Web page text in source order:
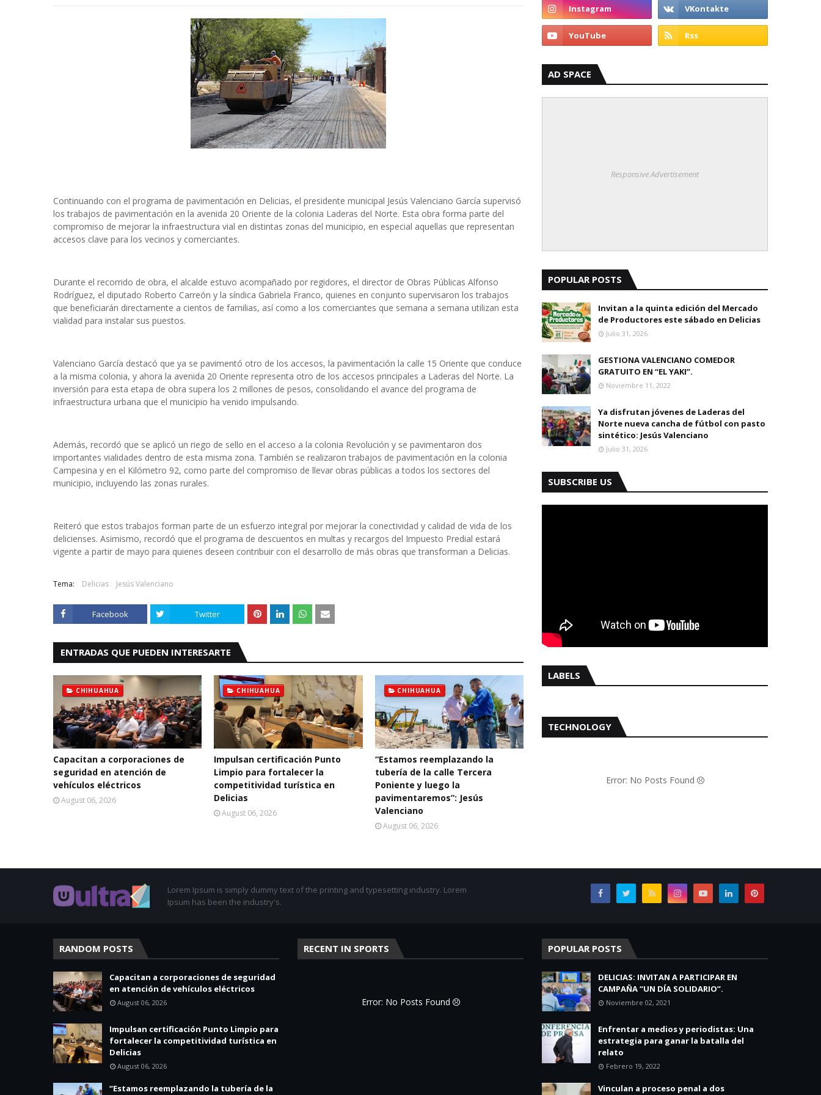
Continuando con el programa de pavimentación en Delicias, el presidente municipal Jesús Valenciano García supervisó
los trabajos de pavimentación en la avenida 20 Oriente de la colonia Laderas del Norte. Esta obra forma parte del
compromiso de mejorar la infraestructura vial en distintas zonas del municipio, en especial aquellas que representan
accesos clave para los vecinos y comerciantes.
Durante el recorrido de obra, el alcalde estuvo acompañado por regidores, el director de Obras Públicas Alfonso
Rodríguez, el diputado Roberto Carreón y la síndica Gabriela Franco, quienes en conjunto supervisaron los trabajos
que beneficiarán directamente a cientos de familias, así como a los comerciantes que semana a semana utilizan esta
vialidad para instalar sus puestos.
Valenciano García destacó que ya se pavimentó otro de los accesos, la pavimentación la calle 15 Oriente que conduce
a la misma colonia, y ahora la avenida 20 Oriente representa otro de los accesos principales a Laderas del Norte. La
inversión para esta etapa de obra supera los 2 millones de pesos, consolidando el avance del programa de
infraestructura urbana que el municipio ha venido impulsando.
Además, recordó que se aplicó un riego de sello en el acceso a la colonia Revolución y se pavimentaron dos
importantes vialidades dentro de esta misma zona. También se realizaron trabajos de pavimentación en la colonia
Campesina y en el Kilómetro 92, como parte del compromiso de llevar obras públicas a todos los sectores del
municipio, incluyendo las zonas rurales.
Reiteró que estos trabajos forman parte de un esfuerzo integral por mejorar la conectividad y calidad de vida de los
delicienses. Asimismo, recordó que el programa de descuentos en multas y recargos del Impuesto Predial estará
vigente a partir de mayo para quienes deseen contribuir con el desarrollo de más obras que transforman a Delicias.
Tema: Delicias Jesús Valenciano
Facebook Twitter
ENTRADAS QUE PUEDEN INTERESARTE
CHIHUAHUA
Capacitan a corporaciones de
seguridad en atención de
vehículos eléctricos
August 06, 2026
CHIHUAHUA
Impulsan certificación Punto
Limpio para fortalecer la
competitividad turística en
Delicias
August 06, 2026
CHIHUAHUA
“Estamos reemplazando la
tubería de la calle Tercera
Poniente y luego la
pavimentaremos”: Jesús
Valenciano
August 06, 2026
AD SPACE
Responsive Advertisement
POPULAR POSTS
Invitan a la quinta edición del Mercado
de Productores este sábado en Delicias
Julio 31, 2026
GESTIONA VALENCIANO COMEDOR
GRATUITO EN “EL YAKI”.
Noviembre 11, 2022
Ya disfrutan jóvenes de Laderas del
Norte nueva cancha de fútbol con pasto
sintético: Jesús Valenciano
Julio 31, 2026
SUBSCRIBE US
LABELS
TECHNOLOGY
Error: No Posts Found
Lorem Ipsum is simply dummy text of the printing and typesetting industry. Lorem
Ipsum has been the industry's.
RANDOM POSTS
Capacitan a corporaciones de seguridad
en atención de vehículos eléctricos
August 06, 2026
Impulsan certificación Punto Limpio para
fortalecer la competitividad turística en
Delicias
August 06, 2026
“Estamos reemplazando la tubería de la
RECENT IN SPORTS
Error: No Posts Found
POPULAR POSTS
DELICIAS: INVITAN A PARTICIPAR EN
CAMPAÑA “UN DÍA SOLIDARIO”.
Noviembre 02, 2021
Enfrentar a medios y periodistas: Una
estrategia para ganar la batalla del
relato
Febrero 19, 2022
Vinculan a proceso penal a dos